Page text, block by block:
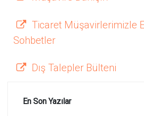
Ticaret Müşavirlerimizle
Sohbetler
Dış Talepler Bülteni
En Son Yazılar